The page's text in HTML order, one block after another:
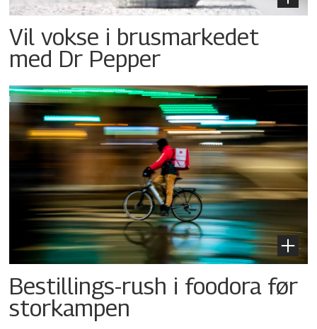
Vil vokse i brusmarkedet
med Dr Pepper
Bestillings-rush i foodora før
storkampen